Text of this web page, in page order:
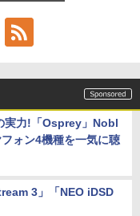
実力!「Osprey」Nobl
ォン4機種を一気に聴
3」「NEO iDSD